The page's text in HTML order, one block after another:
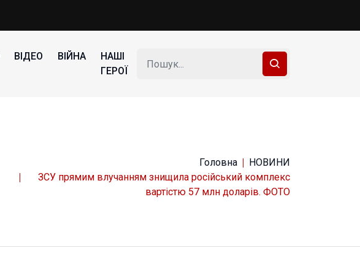
ВІДЕО ВІЙНА
НАШІ
ГЕРОЇ
Головна
НОВИНИ
ЗСУ прямим влучанням знищила російський комплекс
вартістю 57 млн доларів. ФОТО